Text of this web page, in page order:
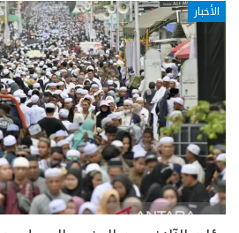
الأخبار